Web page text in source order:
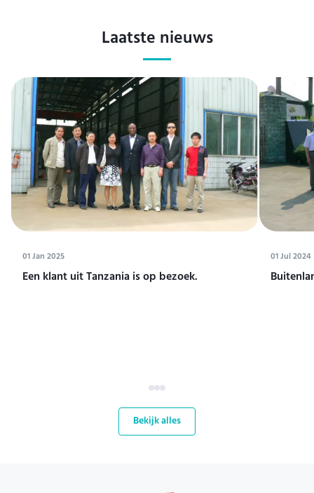
Laatste nieuws
01 Jan 2025
Een klant uit Tanzania is op bezoek.
01 Jul 2024
Bekijk alles